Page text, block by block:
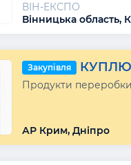
ВІН-ЕКСПО
Вінницька область,
Закупівля
Продукти
АР Крим, Дніпро